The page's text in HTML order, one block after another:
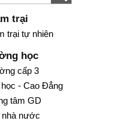
trại
trại tự nhiên
học
cấp 3
- Cao Đẳng
tâm GD
nhà nước